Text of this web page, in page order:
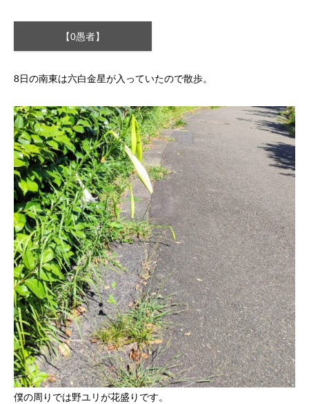
【0愚者】
8日の南東は六白金星が入っていたので散歩。
僕の周りでは野ユリが花盛りです。